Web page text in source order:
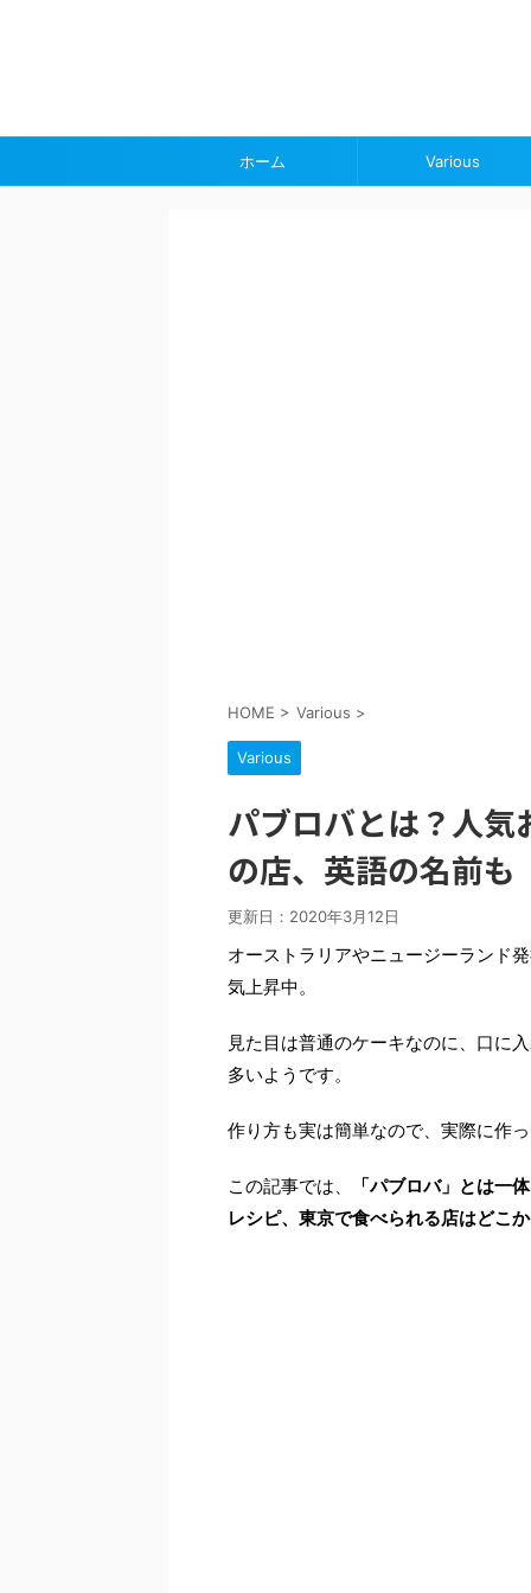
ホーム Various
HOME > Various >
Various
パブロバとは？人
の店、英語の名前も
更新日： 2020年3月12日
オーストラリアやニュージーランド
気上昇中。
見た目は普通のケーキなのに、口に
多いようです。
作り方も実は簡単なので、実際に作
この記事では、
「パブロバ」とは一
レシピ、東京で食べられる店はどこか